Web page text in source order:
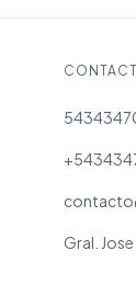
Gral.